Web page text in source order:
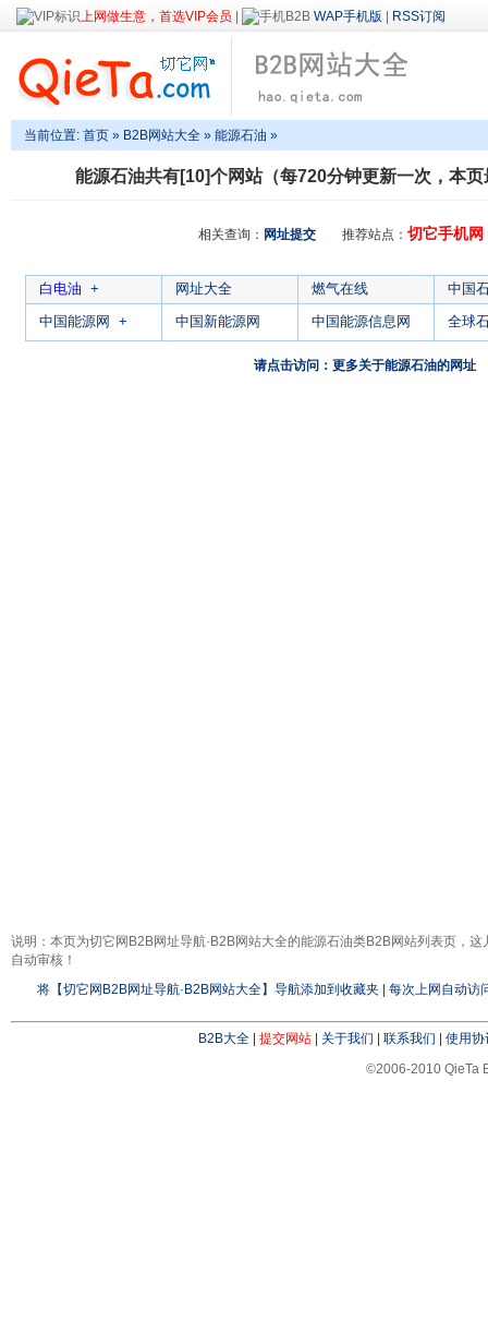
上网做生意，首选VIP会员 WAP手机版 RSS订阅
当前位置: 首页 » B2B网站大全 » 能源石油 »
能源石油共有[10]个网站（每720分钟更新一次，本
相关查询： 网址提交推荐站点： 切它手机网
白电油 + 网址大全 燃气在线
中国
中国能源网
+ 中国新能源网 中国能源信息网 全球
请点击访问：更多关于能源石油的网址
说明：本页为切它网B2B网址导航·B2B网站大全的能源石油类B2B网站列表页，
自动审核！
将【切它网B2B网址导航·B2B网站大全】导航添加到收藏夹
每次上网自动访
B2B大全| 提交网站| 关于我们 联系我们
使用协
©2006-2010 QieTa